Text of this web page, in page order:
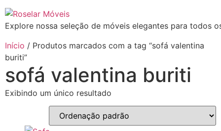
para
conteúdo
Explore nossa seleção de móveis elegantes para todos
Início / Produtos marcados com a tag “sofá valentina
buriti”
sofá valentina buriti
Exibindo um único resultado